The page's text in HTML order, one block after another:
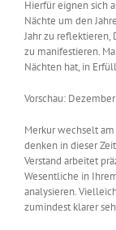
Hierfür eignen sich
Nächte um den
Jahr zu reflektieren,
zu manifestieren.
Nächten hat, in
Vorschau:
Merkur wechselt
denken in dieser
Verstand arbeitet
Wesentliche in
analysieren.
zumindest klarer